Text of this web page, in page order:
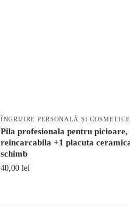
ÎNGRIJIRE PERSONALĂ ȘI COSMETICE
Pila profesionala pentru picioare,
reincarcabila +1 placuta
schimb
40,00 lei